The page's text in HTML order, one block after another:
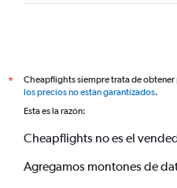
*
Cheapflights siempre trata de
los precios no están garantizados.
Esta es la razón:
Cheapflights no es el
Agregamos montones de